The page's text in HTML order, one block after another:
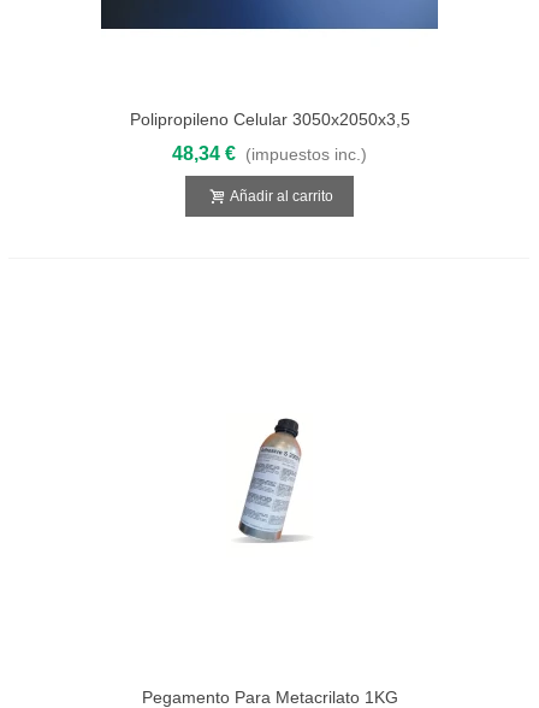
Polipropileno Celular 3050x2050x3,5
Blanco
48,34 € (impuestos inc.)
Añadir al carrito
Pegamento Para Metacrilato 1KG